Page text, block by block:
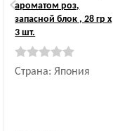
ароматом роз,
запасной блок , 28 гр х
3 шт.
Страна: Япония